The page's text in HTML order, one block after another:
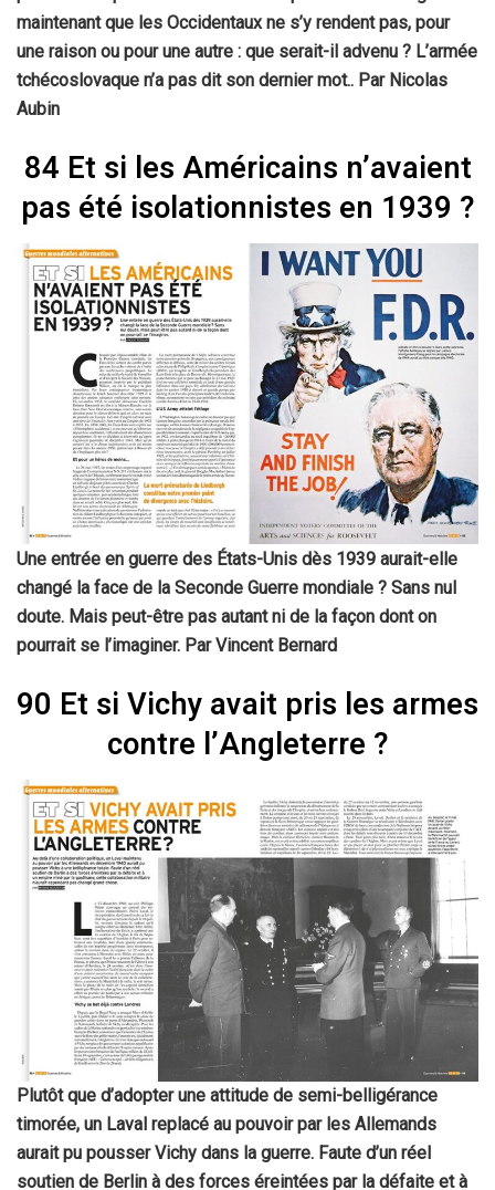
maintenant que les Occidentaux ne s’y rendent pas, pour
une raison ou pour une autre : que serait-il advenu ? L’armée
tchécoslovaque n’a pas dit son dernier mot.. Par Nicolas
Aubin
84 Et si les Américains n’avaient
pas été isolationnistes en 1939 ?
Une entrée en guerre des États-Unis dès 1939 aurait-elle
changé la face de la Seconde Guerre mondiale ? Sans nul
doute. Mais peut-être pas autant ni de la façon dont on
pourrait se l’imaginer. Par Vincent Bernard
90 Et si Vichy avait pris les armes
contre l’Angleterre ?
Plutôt que d’adopter une attitude de semi-belligérance
timorée, un Laval replacé au pouvoir par les Allemands
aurait pu pousser Vichy dans la guerre. Faute d’un réel
soutien de Berlin à des forces éreintées par la défaite et à